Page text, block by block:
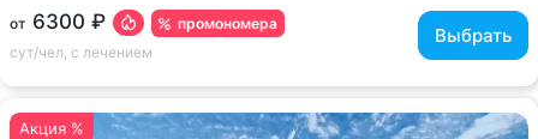
промономера
от 6300 ₽
сут/чел, с лечением
Выбрать
Акция %